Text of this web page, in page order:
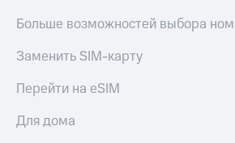
Больше возможностей выбора
Заменить SIM-карту
Перейти на eSIM
Для дома